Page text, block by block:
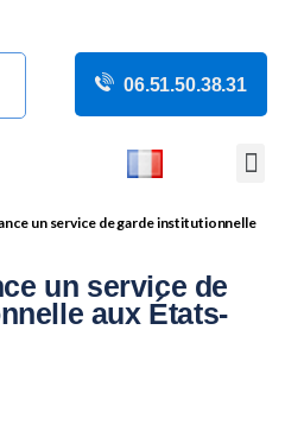
06.51.50.38.31
un service de garde institutionnelle
un service de
aux États-